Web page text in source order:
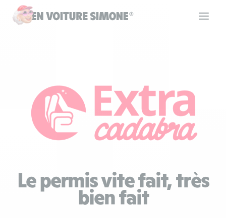
Permis de conduire
Allô Simone
Se connecter
Le permis vite fait, très
bien fait